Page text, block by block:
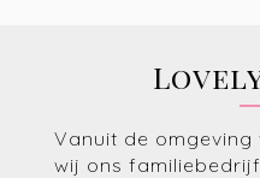
Vanuit de omgeving
wij ons